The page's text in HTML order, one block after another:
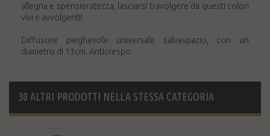
allegria e spensieratezza, lasciarsi travolgere da questi colori
vivi e avvolgenti!
Diffusore pieghevole universale salvaspazio, con un
diametro di 13cm. Anticrespo.
30 ALTRI PRODOTTI NELLA STESSA CATEGORIA